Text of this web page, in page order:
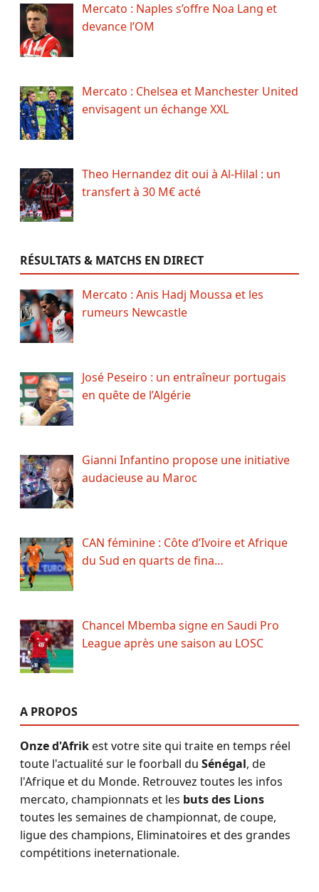
Mercato : Naples s’offre Noa Lang et
devance l’OM
Mercato : Chelsea et Manchester United
envisagent un échange XXL
Theo Hernandez dit oui à Al-Hilal : un
transfert à 30 M€ acté
RÉSULTATS & MATCHS EN DIRECT
Mercato : Anis Hadj Moussa et les
rumeurs Newcastle
José Peseiro : un entraîneur portugais
en quête de l’Algérie
Gianni Infantino propose une initiative
audacieuse au Maroc
CAN féminine : Côte d’Ivoire et Afrique
du Sud en quarts de fina…
Chancel Mbemba signe en Saudi Pro
League après une saison au LOSC
A PROPOS
Onze d'Afrikest votre site qui traite en temps réel
toute l'actualité sur le foorball du Sénégal, de
l'Afrique et du Monde. Retrouvez toutes les infos
mercato, championnats et les buts des Lions
toutes les semaines de championnat, de coupe,
ligue des champions, Eliminatoires et des grandes
compétitions ineternationale.